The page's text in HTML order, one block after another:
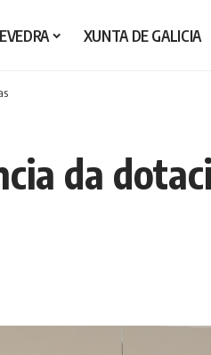
XUNTA DE GALICIA
da